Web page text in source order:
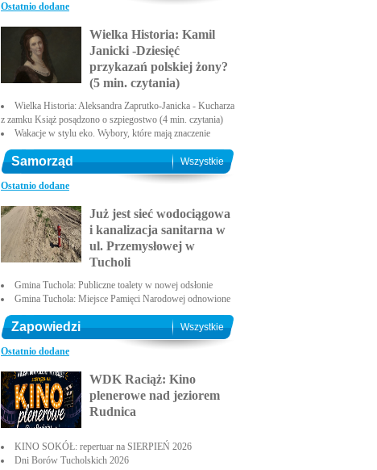
Ostatnio dodane
Wielka Historia: Kamil
Janicki -Dziesięć
przykazań polskiej żony?
(5 min. czytania)
Wielka Historia: Aleksandra Zaprutko-Janicka - Kucharza
z zamku Książ posądzono o szpiegostwo (4 min. czytania)
Wakacje w stylu eko. Wybory, które mają znaczenie
Samorząd Wszystkie
Ostatnio dodane
Już jest sieć wodociągowa
i kanalizacja sanitarna w
ul. Przemysłowej w
Tucholi
Gmina Tuchola: Publiczne toalety w nowej odsłonie
Gmina Tuchola: Miejsce Pamięci Narodowej odnowione
Zapowiedzi Wszystkie
Ostatnio dodane
WDK Raciąż: Kino
plenerowe nad jeziorem
Rudnica
KINO SOKÓŁ: repertuar na SIERPIEŃ 2026
Dni Borów Tucholskich 2026